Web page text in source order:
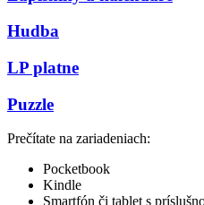
Hudba
LP platne
Puzzle
Prečítate na zariadeniach:
Pocketbook
Kindle
Smartfón či tablet s